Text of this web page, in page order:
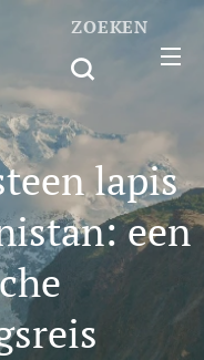
ZOEKEN
lapis
een